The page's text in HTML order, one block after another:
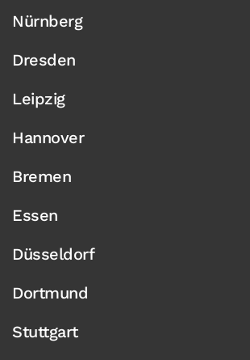
Nürnberg
Dresden
Leipzig
Hannover
Bremen
Essen
Düsseldorf
Dortmund
Stuttgart